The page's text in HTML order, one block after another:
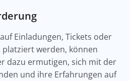
Einladungen, Tickets oder
werden, können
dazu ermutigen, sich mit der
und ihre Erfahrungen auf